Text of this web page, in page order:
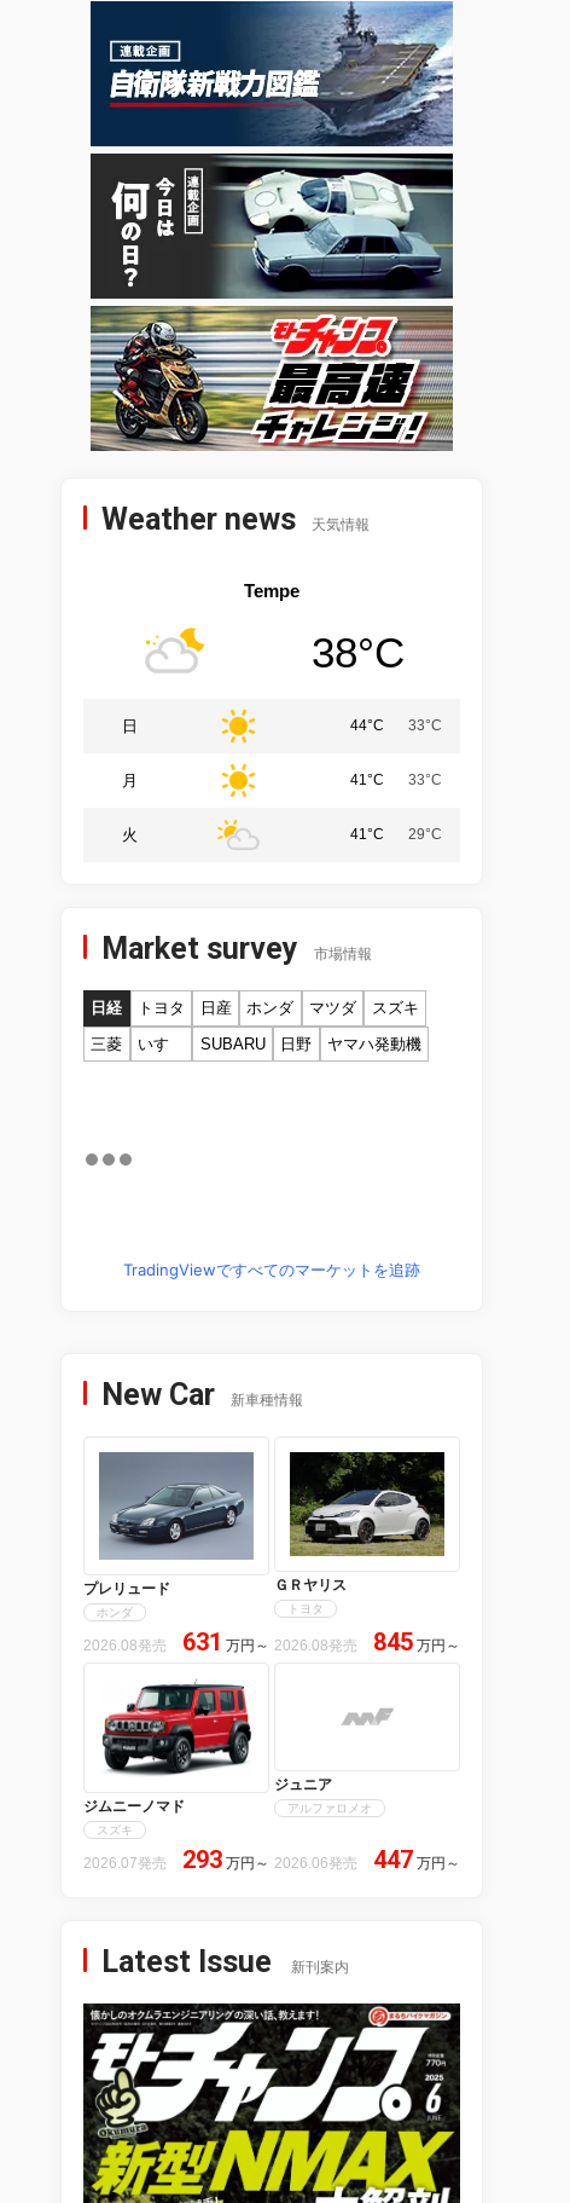
Weather news 天気情報
Tempe
38°C
日 44°C 33°C
月 41°C 33°C
火 41°C 29°C
Market survey 市場情報
日経 トヨタ 日産 ホンダ マツダ
スズキ
三菱
いすゞ SUBARU 日野 ヤマハ発動機
TradingViewですべてのマーケットを追跡
New Car 新車種情報
プレリュード
ホンダ
2026.08発売 631 万円 ～
ＧＲヤリス
トヨタ
2026.08発売 845 万円 ～
ジムニーノマド
スズキ
2026.07発売 293 万円 ～
ジュニア
アルファロメオ
2026.06発売 447 万円 ～
Latest Issue 新刊案内